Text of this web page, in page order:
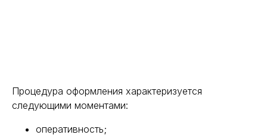
Процедура оформления характеризуется
следующими моментами:
оперативность;